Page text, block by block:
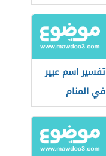
تفسير اسم عبير
في المنام